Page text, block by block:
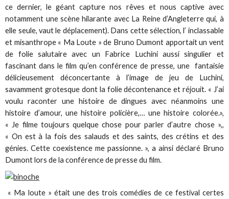
ce dernier, le géant capture nos rêves et nous captive avec
notamment une scène hilarante avec La Reine d’Angleterre qui, à
elle seule, vaut le déplacement). Dans cette sélection, l’ inclassable
et misanthrope « Ma Loute » de Bruno Dumont apportait un vent
de folie salutaire avec un Fabrice Luchini aussi singulier et
fascinant dans le film qu’en conférence de presse, une fantaisie
délicieusement déconcertante à l’image de jeu de Luchini,
savamment grotesque dont la folie décontenance et réjouit. « J’ai
voulu raconter une histoire de dingues avec néanmoins une
histoire d’amour, une histoire policière,… une histoire colorée.»,
« Je filme toujours quelque chose pour parler d’autre chose »,,
« On est à la fois des salauds et des saints, des crétins et des
génies. Cette coexistence me passionne. », a ainsi déclaré Bruno
Dumont lors de la conférence de presse du film.
« Ma loute » était une des trois comédies de ce festival certes